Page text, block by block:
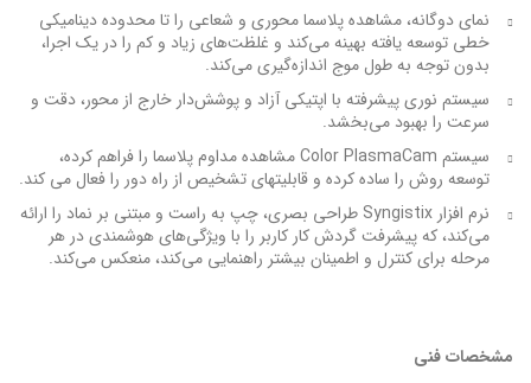
نمای دوگانه، مشاهده پلاسما محوری و شعاعی را تا محدوده دینامیکی
خطی توسعه یافته بهینه می‌کند و غلظت‌های زیاد و کم را در یک اجرا،
بدون توجه به طول موج اندازه‌گیری می‌کند.
سیستم نوری پیشرفته با اپتیکی آزاد و پوشش‌دار خارج از محور، دقت و
سرعت را بهبود می‌بخشد.
سیستم Color PlasmaCam مشاهده مداوم پلاسما را فراهم کرده،
توسعه روش را ساده کرده و قابلیتهای تشخیص از راه دور را فعال می کند.
نرم افزار Syngistix طراحی بصری، چپ به راست و مبتنی بر نماد را ارائه
می‌کند، که پیشرفت گردش کار کاربر را با ویژگی‌های هوشمندی در هر
مرحله برای کنترل و اطمینان بیشتر راهنمایی می‌کند، منعکس می‌کند.
مشخصات فنی